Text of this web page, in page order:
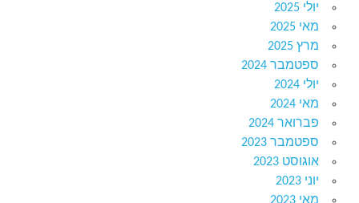
יולי 2025
מאי 2025
מרץ 2025
ספטמבר 2024
יולי 2024
מאי 2024
פברואר 2024
ספטמבר 2023
אוגוסט 2023
יוני 2023
מאי 2023